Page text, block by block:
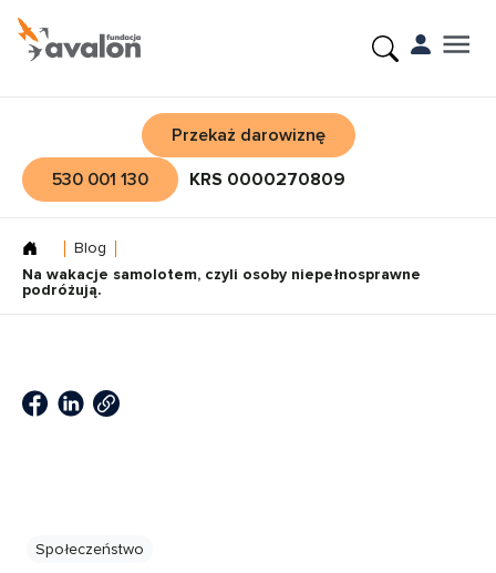
Przekaż darowiznę
530 001 130
KRS 0000270809
Blog
Na wakacje samolotem, czyli osoby niepełnosprawne
podróżują.
Społeczeństwo